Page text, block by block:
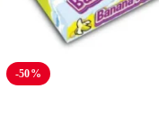
-50%